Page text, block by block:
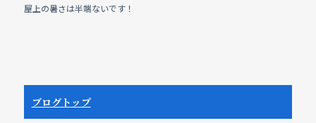
屋上の暑さは半端ないです！
ブログトップ